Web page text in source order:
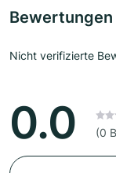
Bewertungen
Nicht verifizierte
0.0 (0